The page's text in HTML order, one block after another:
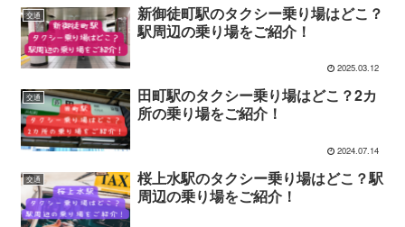
交通
新御徒町駅のタクシー乗り場はどこ？
駅周辺の乗り場をご紹介！
2025.03.12
交通
田町駅のタクシー乗り場はどこ？2カ
所の乗り場をご紹介！
2024.07.14
交通
桜上水駅のタクシー乗り場はどこ？駅
周辺の乗り場をご紹介！